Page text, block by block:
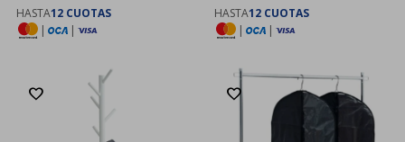
HASTA12 CUOTAS
|
|
HASTA12 CUOTAS
|
|